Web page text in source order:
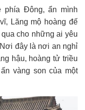
phía Đông, ẩn mình
Lăng mộ hoàng đế
cho những ai yêu
đây là nơi an nghỉ
hậu, hoàng tử triều
vàng son của một